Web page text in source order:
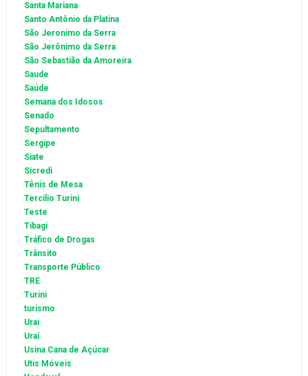
Santa Mariana
Santo Antônio da Platina
São Jeronimo da Serra
São Jerônimo da Serra
São Sebastião da Amoreira
Saude
Saúde
Semana dos Idosos
Senado
Sepultamento
Sergipe
Siate
Sicredi
Tênis de Mesa
Tercilio Turini
Teste
Tibagi
Tráfico de Drogas
Trânsito
Transporte Público
TRE
Turini
turismo
Urai
Uraí
Usina Cana de Açúcar
Utis Móveis